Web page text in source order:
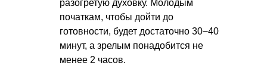
разогретую духовку. Молодым
початкам, чтобы дойти до
готовности, будет достаточно 30−40
минут, а зрелым понадобится не
менее 2 часов.